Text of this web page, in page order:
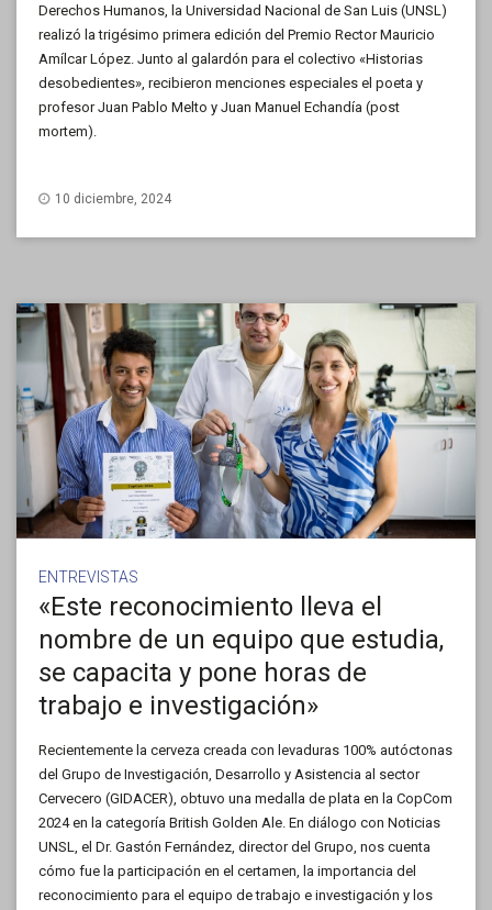
Derechos Humanos, la Universidad Nacional de San Luis (UNSL)
realizó la trigésimo primera edición del Premio Rector Mauricio
Amílcar López. Junto al galardón para el colectivo «Historias
desobedientes», recibieron menciones especiales el poeta y
profesor Juan Pablo Melto y Juan Manuel Echandía (post
mortem).
10 diciembre, 2024
ENTREVISTAS
«Este reconocimiento lleva el
nombre de un equipo que estudia,
se capacita y pone horas de
trabajo e investigación»
Recientemente la cerveza creada con levaduras 100% autóctonas
del Grupo de Investigación, Desarrollo y Asistencia al sector
Cervecero (GIDACER), obtuvo una medalla de plata en la CopCom
2024 en la categoría British Golden Ale. En diálogo con Noticias
UNSL, el Dr. Gastón Fernández, director del Grupo, nos cuenta
cómo fue la participación en el certamen, la importancia del
reconocimiento para el equipo de trabajo e investigación y los